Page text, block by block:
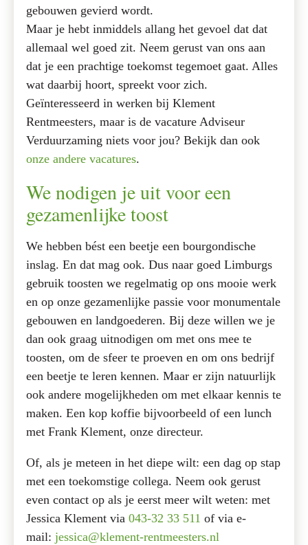
gebouwen gevierd wordt.
Maar je hebt inmiddels allang het gevoel dat dat
allemaal wel goed zit. Neem gerust van ons aan
dat je een prachtige toekomst tegemoet gaat. Alles
wat daarbij hoort, spreekt voor zich.
Geïnteresseerd in werken bij Klement
Rentmeesters, maar is de vacature Adviseur
Verduurzaming niets voor jou? Bekijk dan ook
onze andere vacatures.
We nodigen je uit voor een
gezamenlijke toost
We hebben bést een beetje een bourgondische
inslag. En dat mag ook. Dus naar goed Limburgs
gebruik toosten we regelmatig op ons mooie werk
en op onze gezamenlijke passie voor monumentale
gebouwen en landgoederen. Bij deze willen we je
dan ook graag uitnodigen om met ons mee te
toosten, om de sfeer te proeven en om ons bedrijf
een beetje te leren kennen. Maar er zijn natuurlijk
ook andere mogelijkheden om met elkaar kennis te
maken. Een kop koffie bijvoorbeeld of een lunch
met Frank Klement, onze directeur.
Of, als je meteen in het diepe wilt: een dag op stap
met een toekomstige collega. Neem ook gerust
even contact op als je eerst meer wilt weten: met
Jessica Klement via 043-32 33 511 of via e-
mail: jessica@klement-rentmeesters.nl